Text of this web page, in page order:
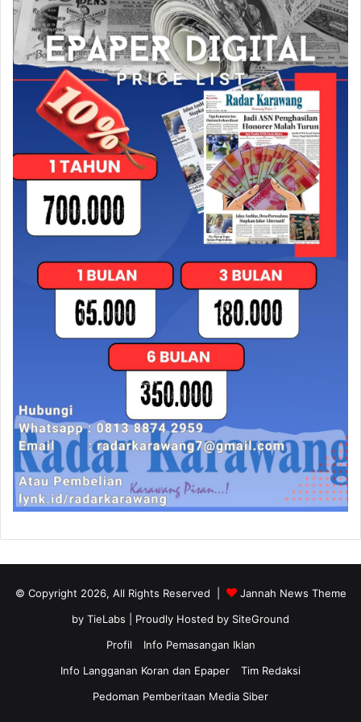
© Copyright 2026, All Rights Reserved |
Jannah News Theme
by TieLabs | Proudly Hosted by SiteGround
Profil
Info Pemasangan Iklan
Info Langganan Koran dan Epaper
Tim Redaksi
Pedoman Pemberitaan Media Siber